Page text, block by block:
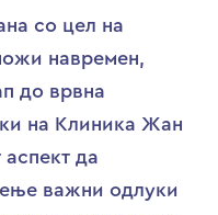
со цел на
навремен,
до врвна
на Клиника Жан
да
важни одлуки